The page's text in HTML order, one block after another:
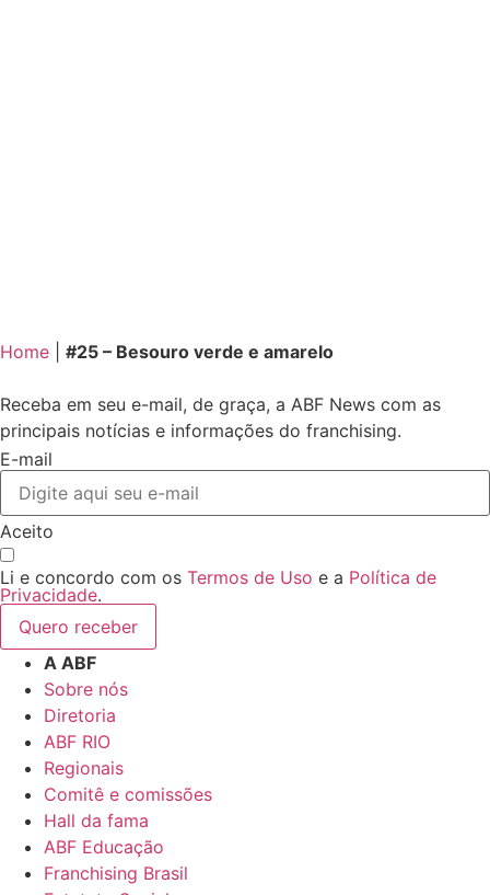
Home #25 – Besouro verde e amarelo
Receba em seu e-mail, de graça, a ABF News com as
principais notícias e informações do franchising.
E-mail
Aceito
Li e concordo com os Termos de Uso e a Política de
Privacidade.
Quero receber
A ABF
Sobre nós
Diretoria
ABF RIO
Regionais
Comitê e comissões
Hall da fama
ABF Educação
Franchising Brasil